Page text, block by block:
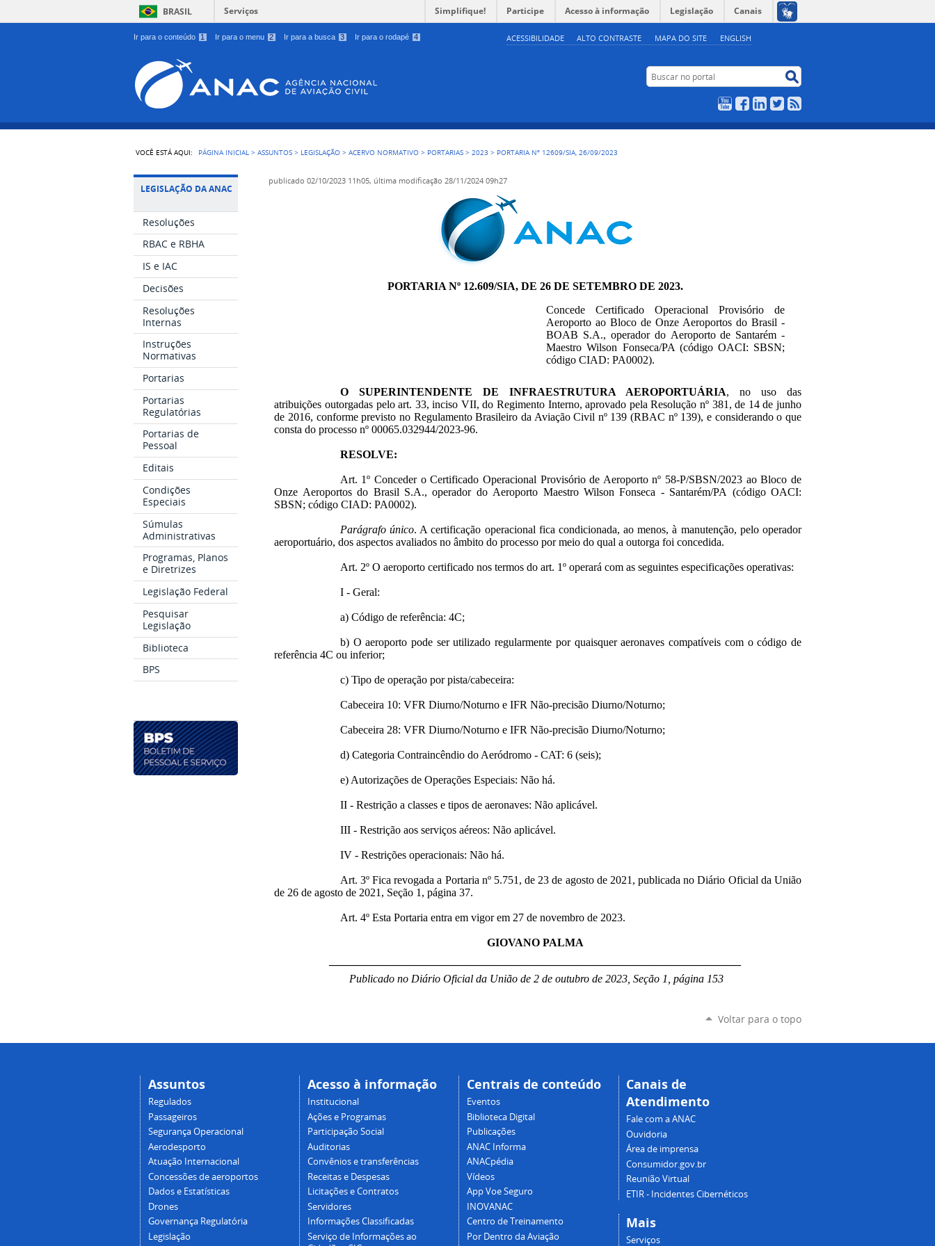
Ir para o conteúdo 1 Ir para o menu 2 Ir para a busca 3 Ir para o rodapé 4 ACESSIBILIDADE ALTO CONTRASTE MAPA DO SITE ENGLISH
BRASIL Serviços Simplifique! Participe Acesso à informação Legislação Canais
Buscar no portal
YouTubeFacebookLinkedIn
Twitter
VOCÊ ESTÁ AQUI: PÁGINA INICIAL >ASSUNTOS > LEGISLAÇÃO >ACERVO NORMATIVO > PORTARIAS >2023 > PORTARIA Nº 12609/SIA, 26/09/2023
LEGISLAÇÃO DA ANAC
Resoluções
RBAC e RBHA
IS e IAC
Decisões
Resoluções
Internas
Instruções
Normativas
Portarias
Portarias
Regulatórias
Portarias de
Pessoal
Editais
Condições
Especiais
Súmulas
Administrativas
Programas, Planos
e Diretrizes
Legislação Federal
Pesquisar
Legislação
Biblioteca
BPS
publicado 02/10/2023 11h05, última modificação 28/11/2024 09h27
PORTARIA Nº 12.609/SIA, DE 26 DE SETEMBRO DE 2023.
Concede Certificado Operacional Provisório de
Aeroporto ao Bloco de Onze Aeroportos do Brasil -
BOAB S.A., operador do Aeroporto de Santarém -
Maestro Wilson Fonseca/PA (código OACI: SBSN;
código CIAD: PA0002).
O SUPERINTENDENTE DE INFRAESTRUTURA AEROPORTUÁRIA, no uso das
atribuições outorgadas pelo art. 33, inciso VII, do Regimento Interno, aprovado pela Resolução nº 381, de 14 de junho
de 2016, conforme previsto no Regulamento Brasileiro da Aviação Civil nº 139 (RBAC nº 139), e considerando o que
consta do processo nº00065.032944/2023-96.
RESOLVE:
Art. 1º Conceder o Certificado Operacional Provisório de Aeroporto nº 58-P/SBSN/2023 ao Bloco de
Onze Aeroportos do Brasil S.A., operador do Aeroporto Maestro Wilson Fonseca - Santarém/PA (código OACI:
SBSN; código CIAD: PA0002).
Parágrafo único. A certificação operacional fica condicionada, ao menos, à manutenção, pelo operador
aeroportuário, dos aspectos avaliados no âmbito do processo por meio do qual a outorga foi concedida.
Art. 2º O aeroporto certificado nos termos do art. 1º operará com as seguintes especificações operativas:
I - Geral:
a) Código de referência: 4C;
b) O aeroporto pode ser utilizado regularmente por quaisquer aeronaves compatíveis com o código de
referência 4C ou inferior;
c) Tipo de operação por pista/cabeceira:
Cabeceira 10: VFR Diurno/Noturno e IFR Não-precisão Diurno/Noturno;
Cabeceira 28: VFR Diurno/Noturno e IFR Não-precisão Diurno/Noturno;
d) Categoria Contraincêndio do Aeródromo - CAT: 6 (seis);
e) Autorizações de Operações Especiais: Não há.
II - Restrição a classes e tipos de aeronaves: Não aplicável.
III - Restrição aos serviços aéreos: Não aplicável.
IV - Restrições operacionais: Não há.
Art. 3º Fica revogada a Portaria nº 5.751, de 23 de agosto de 2021, publicada no Diário Oficial da União
de 26 de agosto de 2021, Seção 1, página 37.
Art. 4º Esta Portaria entra em vigor em 27 de novembro de 2023.
GIOVANO PALMA
Publicado no Diário Oficial da União de 2 de outubro de 2023, Seção 1, página 153
Voltar para o topo
Assuntos
Regulados
Passageiros
Segurança Operacional
Aerodesporto
Atuação Internacional
Concessões de aeroportos
Dados e Estatísticas
Drones
Governança Regulatória
Legislação
Acesso à informação
Institucional
Ações e Programas
Participação Social
Auditorias
Convênios e transferências
Receitas e Despesas
Licitações e Contratos
Servidores
Informações Classificadas
Serviço de Informações ao
Centrais de conteúdo
Eventos
Biblioteca Digital
Publicações
ANAC Informa
ANACpédia
Vídeos
App Voe Seguro
INOVANAC
Centro de Treinamento
Por Dentro da Aviação
Canais de
Atendimento
Fale com a ANAC
Ouvidoria
Área de imprensa
Consumidor.gov.br
Reunião Virtual
ETIR - Incidentes Cibernéticos
Mais
Serviços